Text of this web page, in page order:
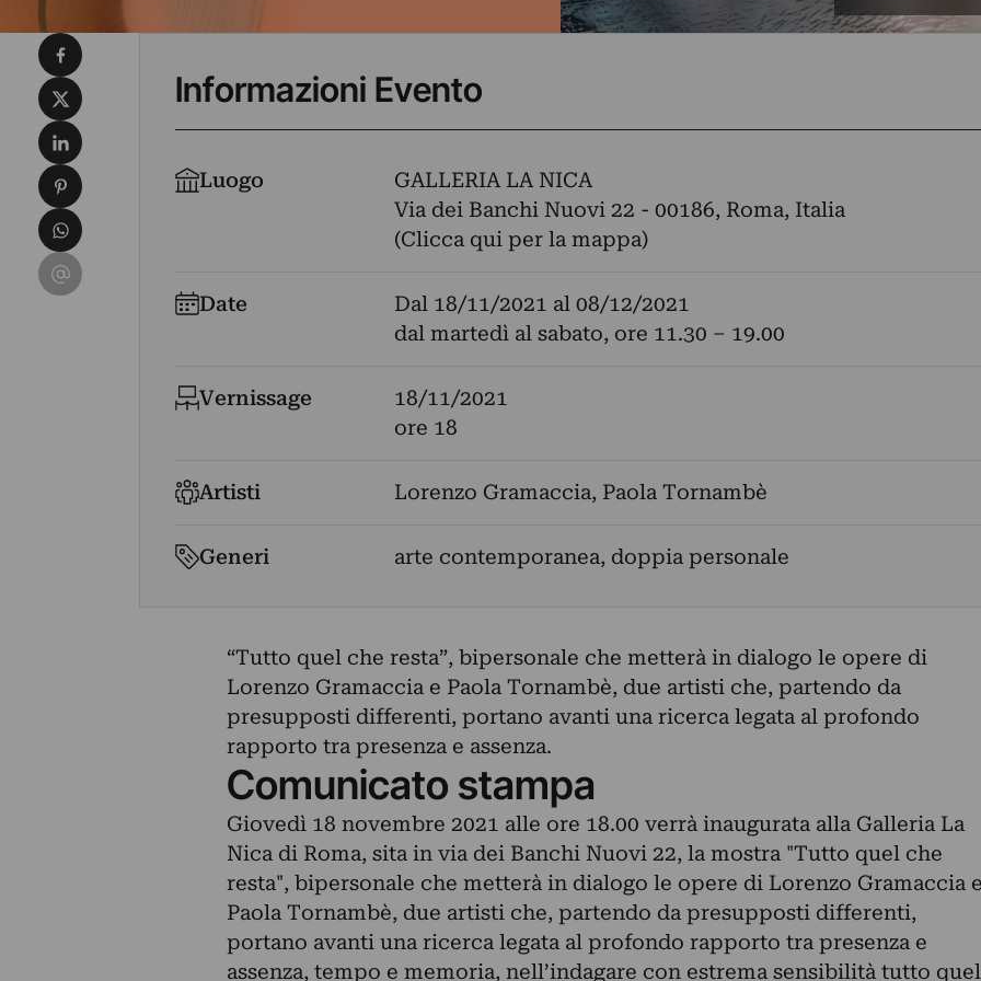
Informazioni Evento
Luogo
GALLERIA LA NICA
Via dei Banchi Nuovi 22 - 00186, Roma, Italia
(Clicca qui per la mappa)
Date Dal 18/11/2021 al 08/12/2021
dal martedì al sabato, ore 11.30 – 19.00
Vernissage
18/11/2021
ore 18
Artisti Lorenzo Gramaccia, Paola Tornambè
Generi arte contemporanea, doppia personale
“Tutto quel che resta”, bipersonale che metterà in dialogo le opere di
Lorenzo Gramaccia e Paola Tornambè, due artisti che, partendo da
presupposti differenti, portano avanti una ricerca legata al profondo
rapporto tra presenza e assenza.
Comunicato stampa
Giovedì 18 novembre 2021 alle ore 18.00 verrà inaugurata alla Galleria La
Nica di Roma, sita in via dei Banchi Nuovi 22, la mostra "Tutto quel che
resta", bipersonale che metterà in dialogo le opere di Lorenzo Gramaccia
Paola Tornambè, due artisti che, partendo da presupposti differenti,
portano avanti una ricerca legata al profondo rapporto tra presenza e
assenza, tempo e memoria, nell’indagare con estrema sensibilità tutto quel
Condividi su Facebook
Condividi su X
Condividi su LinkedIn
Condividi su Pinterest
Condividi su WhatsApp
Condividi su Email